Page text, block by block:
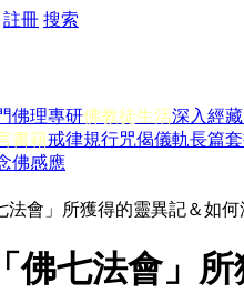
註冊 搜索
佛理專研佛教徒生活深入經藏
書籍戒律規行咒偈儀軌長篇
佛感應
法會」所獲得的靈異記＆如
佛七法會」